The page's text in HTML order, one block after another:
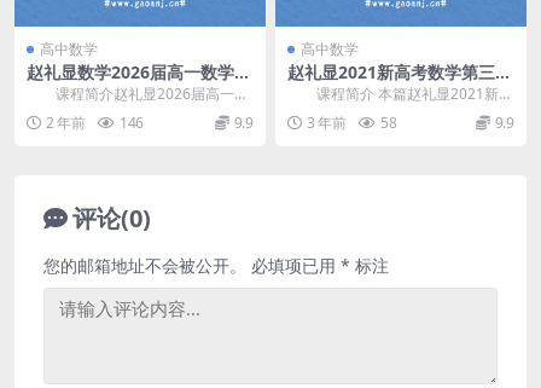
高中数学
赵礼显数学2026届高一数学
(下)2024年寒假课
课程简介赵礼显2026届高一数
学下学期寒假班直播课，开课时
间：2024年寒假...
2 年前 146 9.9
高中数学
赵礼显2021新高考数学第三轮
春季辅导班网课视频下载(正课
15集)百度云网盘
课程简介 本篇赵礼显2021新高
考数学第三轮春季辅导班网课视频
下载，由知名数...
3 年前 58 9.9
评论(0)
您的邮箱地址不会被公开。 必填项已用 * 标注